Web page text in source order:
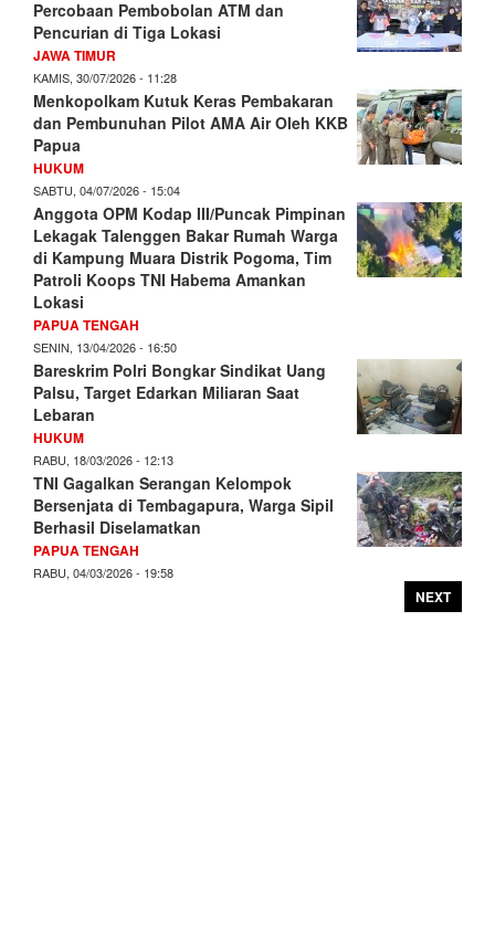
Percobaan Pembobolan ATM dan
Pencurian di Tiga Lokasi
JAWA TIMUR
KAMIS, 30/07/2026 - 11:28
Menkopolkam Kutuk Keras Pembakaran
dan Pembunuhan Pilot AMA Air Oleh KKB
Papua
HUKUM
SABTU, 04/07/2026 - 15:04
Anggota OPM Kodap III/Puncak Pimpinan
Lekagak Talenggen Bakar Rumah Warga
di Kampung Muara Distrik Pogoma, Tim
Patroli Koops TNI Habema Amankan
Lokasi
PAPUA TENGAH
SENIN, 13/04/2026 - 16:50
Bareskrim Polri Bongkar Sindikat Uang
Palsu, Target Edarkan Miliaran Saat
Lebaran
HUKUM
RABU, 18/03/2026 - 12:13
TNI Gagalkan Serangan Kelompok
Bersenjata di Tembagapura, Warga Sipil
Berhasil Diselamatkan
PAPUA TENGAH
RABU, 04/03/2026 - 19:58
NEXT